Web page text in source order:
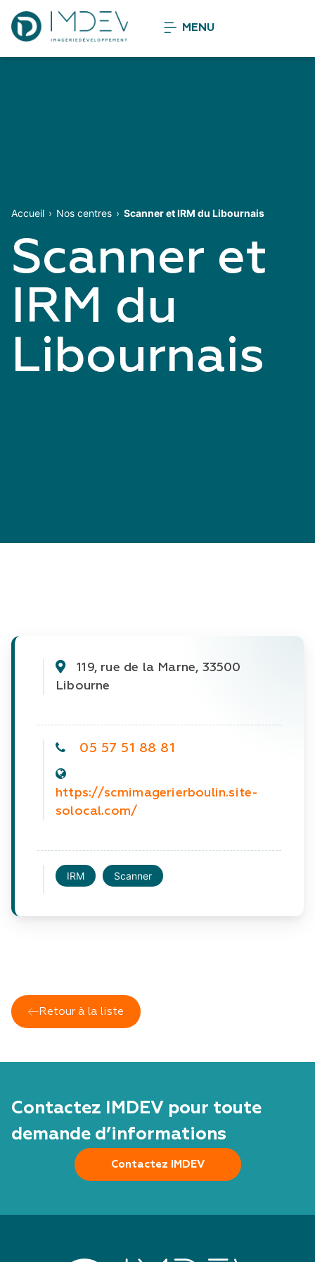
MENU
Accueil Nos centres Scanner et IRM du Libournais
Scanner et
IRM du
Libournais
119, rue de la Marne, 33500
Libourne
05 57 51 88 81
https://scmimagerierboulin.site-
solocal.com/
IRM Scanner
Retour à la liste
Contactez IMDEV pour toute
demande d’informations
Contactez IMDEV